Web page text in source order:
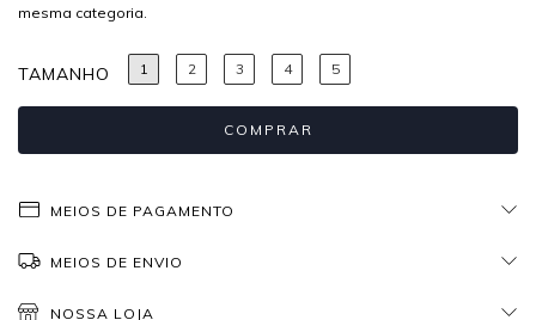
mesma categoria.
TAMANHO 1 2 3 4 5
MEIOS DE PAGAMENTO
MEIOS DE ENVIO
NOSSA LOJA